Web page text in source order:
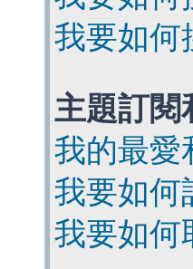
我要如何
主題訂閱
我的最愛
我要如何
我要如何